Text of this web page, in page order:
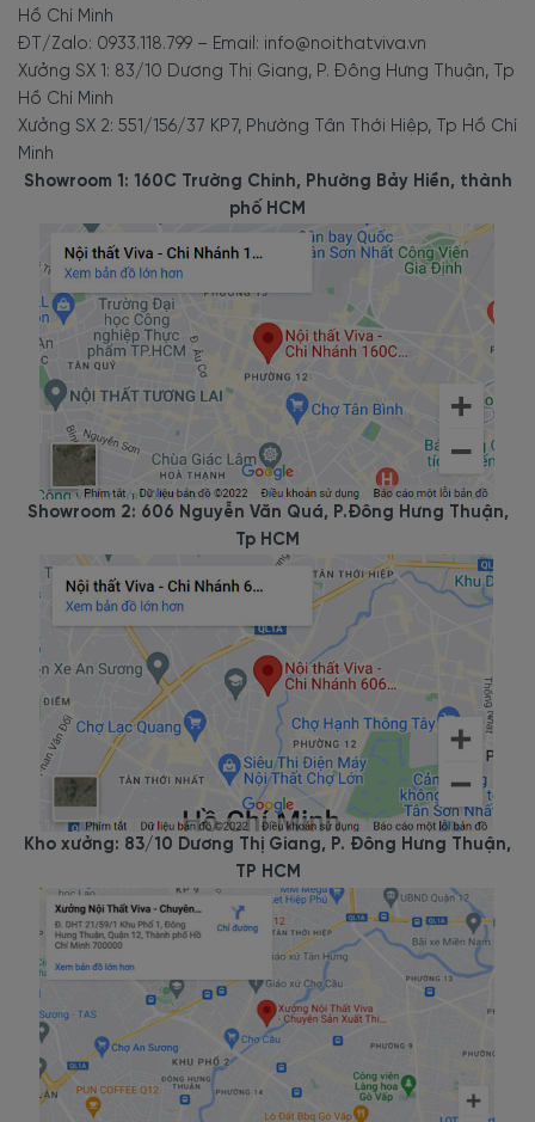
Hồ Chí Minh
ĐT/Zalo: 0933.118.799 – Email: info@noithatviva.vn
Xưởng SX 1: 83/10 Dương Thị Giang, P. Đông Hưng Thuận, Tp
Hồ Chí Minh
Xưởng SX 2: 551/156/37 KP7, Phường Tân Thới Hiệp, Tp Hồ Chí
Minh
Showroom 1: 160C Trường Chinh, Phường Bảy Hiền, thành
phố HCM
Showroom 2: 606 Nguyễn Văn Quá, P.Đông Hưng Thuận,
Tp HCM
Kho xưởng: 83/10 Dương Thị Giang, P. Đông Hưng Thuận,
TP HCM